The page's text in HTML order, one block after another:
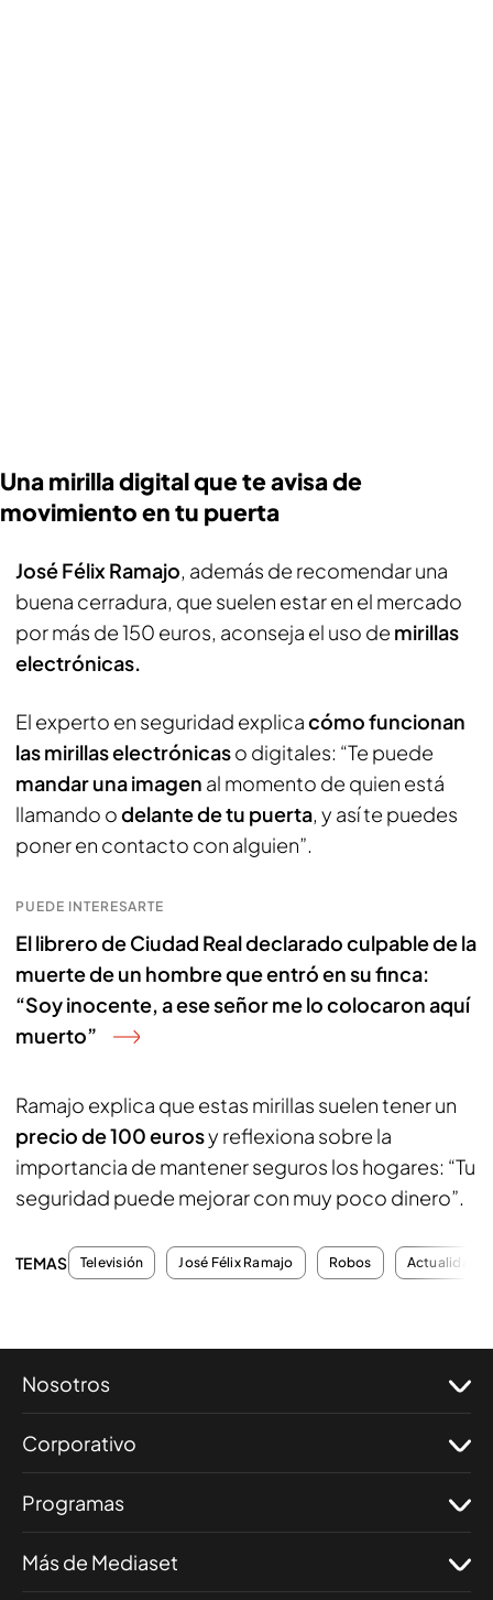
Una mirilla digital que te avisa de
movimiento en tu puerta
José Félix Ramajo, además de recomendar una
buena cerradura, que suelen estar en el mercado
por más de 150 euros, aconseja el uso de mirillas
electrónicas.
El experto en seguridad explicacómo funcionan
las mirillas electrónicaso digitales: “Te puede
mandar una imagen al momento de quien está
llamando odelante de tu puerta, y así te puedes
poner en contacto con alguien”.
PUEDE INTERESARTE
El librero de Ciudad Real declarado culpable de la
muerte de un hombre que entró en su finca:
“Soy inocente, a ese señor me lo colocaron aquí
muerto”
Ramajo explica que estas mirillas suelen tener un
precio de 100 eurosy reflexiona sobre la
importancia de mantener seguros los hogares: “Tu
seguridad puede mejorar con muy poco dinero”.
TEMAS Televisión José Félix Ramajo Robos Actualidad
Nosotros
Corporativo
Programas
Más de Mediaset